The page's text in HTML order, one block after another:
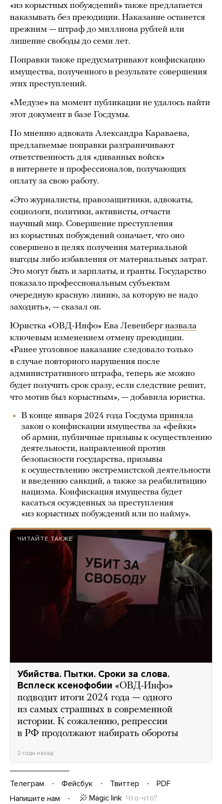
«из корыстных побуждений» также предлагается
наказывать без преюдиции. Наказание останется
прежним — штраф до миллиона рублей или
лишение свободы до семи лет.
Поправки также предусматривают конфискацию
имущества, полученного в результате совершения
этих преступлений.
«Медузе» на момент публикации не удалось найти
этот документ в базе Госдумы.
По мнению адвоката Александра Караваева,
предлагаемые поправки разграничивают
ответственность для «диванных войск»
в интернете и профессионалов, получающих
оплату за свою работу.
«Это журналисты, правозащитники, адвокаты,
социологи, политики, активисты, отчасти
научный мир. Совершение преступления
из корыстных побуждений означает, что оно
совершено в целях получения материальной
выгоды либо избавления от материальных затрат.
Это могут быть и зарплаты, и гранты. Государство
показало профессиональным субъектам
очередную красную линию, за которую не надо
заходить», — сказал он.
Юристка «ОВД-Инфо» Ева Левенбергназвала
ключевым изменением отмену преюдиции.
«Ранее уголовное наказание следовало только
в случае повторного нарушения после
административного штрафа, теперь же можно
будет получить срок сразу, если следствие решит,
что мотив был корыстным», — добавила юристка.
В конце января 2024 года Госдума приняла
закон о конфискации имущества за «фейки»
об армии, публичные призывы к осуществлению
деятельности, направленной против
безопасности государства, призывы
к осуществлению экстремистской деятельности
и введению санкций, а также за реабилитацию
нацизма. Конфискация имущества будет
касаться осужденных за преступления
«из корыстных побуждений или по найму».
ЧИТАЙТЕ ТАКЖЕ
Убийства. Пытки. Сроки за слова.
Всплеск ксенофобии «ОВД-Инфо»
подводит итоги 2024 года — одного
из самых страшных в современной
истории. К сожалению, репрессии
в РФ продолжают набирать обороты
2 года назад
Телеграм Фейсбук Твиттер
PDF
Напишите нам
Magic link Что-что?